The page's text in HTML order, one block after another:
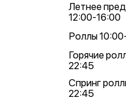
Летнее
12:00-16:00
Роллы
Горячие
22:45
Спринг
22:45